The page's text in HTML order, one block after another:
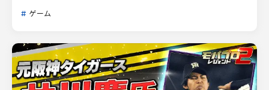
ゲーム